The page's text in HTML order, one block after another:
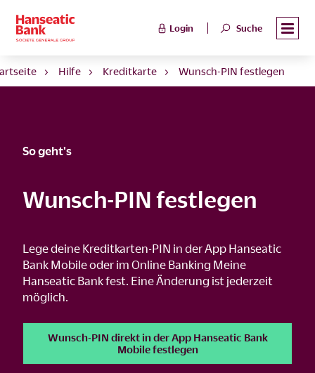
Login Suche
Hilfe Kreditkarte Wunsch-PIN festlegen
So geht's
Wunsch-PIN festlegen
Lege deine Kreditkarten-PIN in der App Hanseatic
Bank Mobile oder im Online Banking Meine
Hanseatic Bank fest. Eine Änderung ist jederzeit
möglich.
Wunsch-PIN direkt in der App Hanseatic Bank
Mobile festlegen